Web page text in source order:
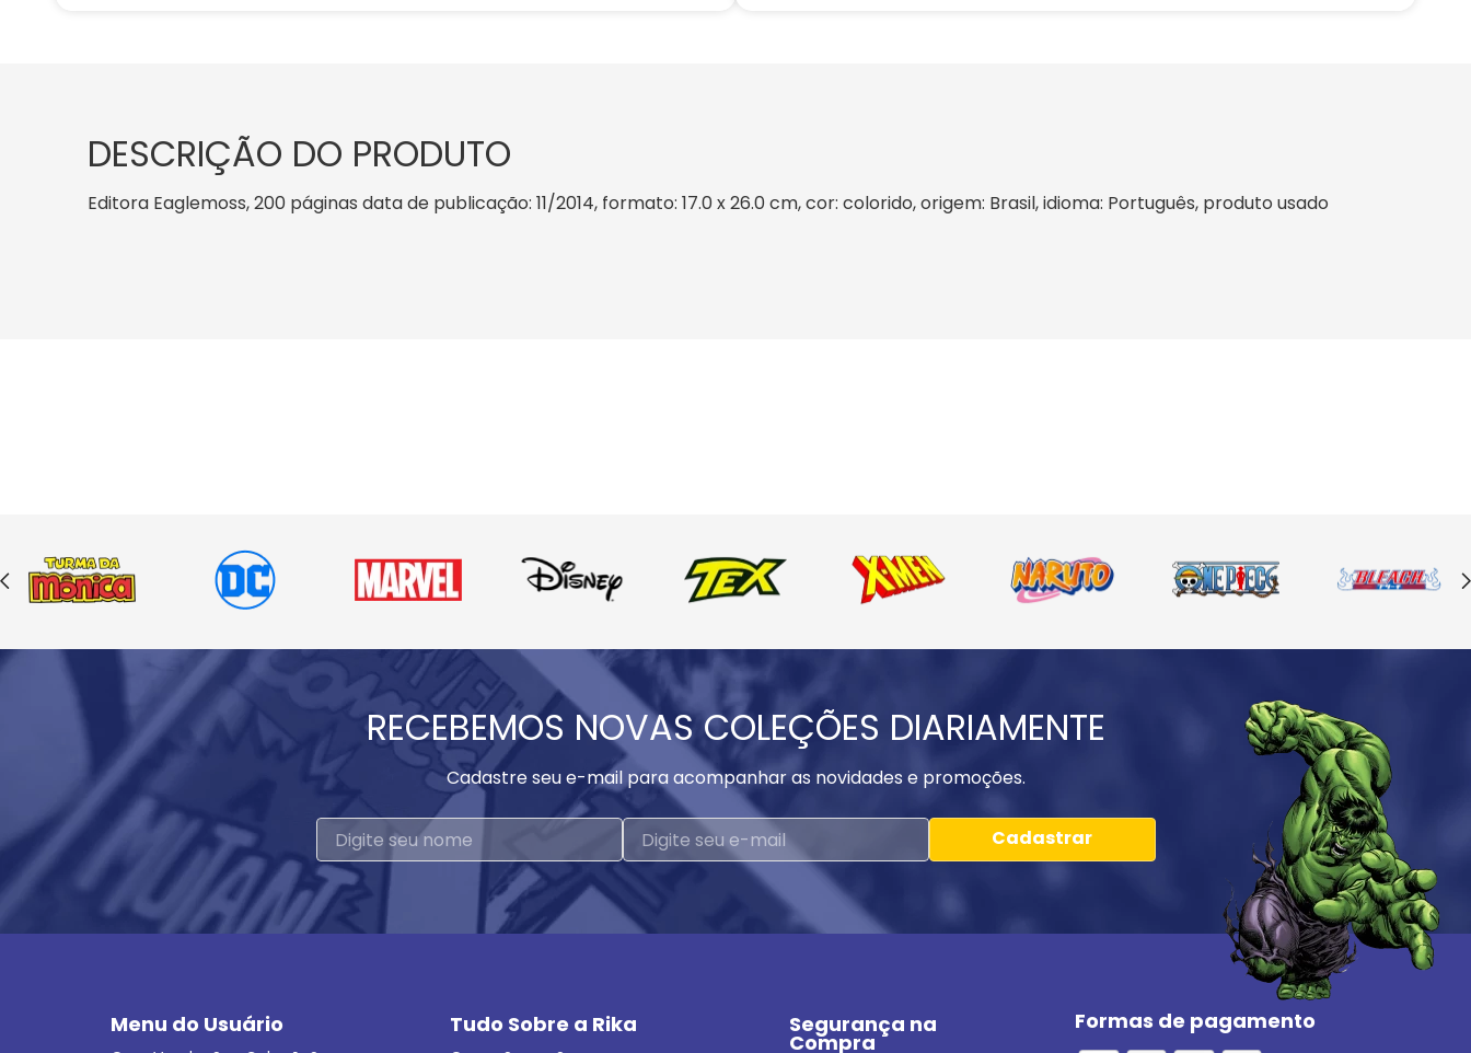
DESCRIÇÃO DO PRODUTO
Editora Eaglemoss, 200 páginas data de publicação: 11/2014, formato: 17.0 x 26.0 cm, cor: colorido, origem: Brasil, idioma: Português, produto usado
RECEBEMOS NOVAS COLEÇÕES DIARIAMENTE
Cadastre seu e-mail para acompanhar as novidades e promoções.
Cadastrar
Menu do Usuário Tudo Sobre a Rika Segurança na
Compra
Formas de pagamento